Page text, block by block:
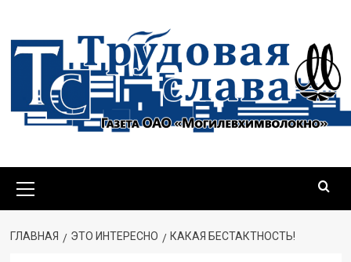
содержимому
меню
ГЛАВНАЯ ЭТО ИНТЕРЕСНО КАКАЯ БЕСТАКТНОСТЬ!